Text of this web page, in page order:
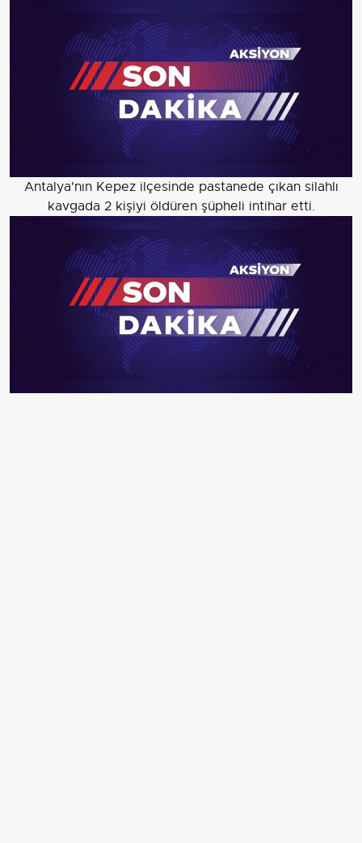
Antalya'nın Kepez ilçesinde pastanede çıkan silahlı
kavgada 2 kişiyi öldüren şüpheli intihar etti.